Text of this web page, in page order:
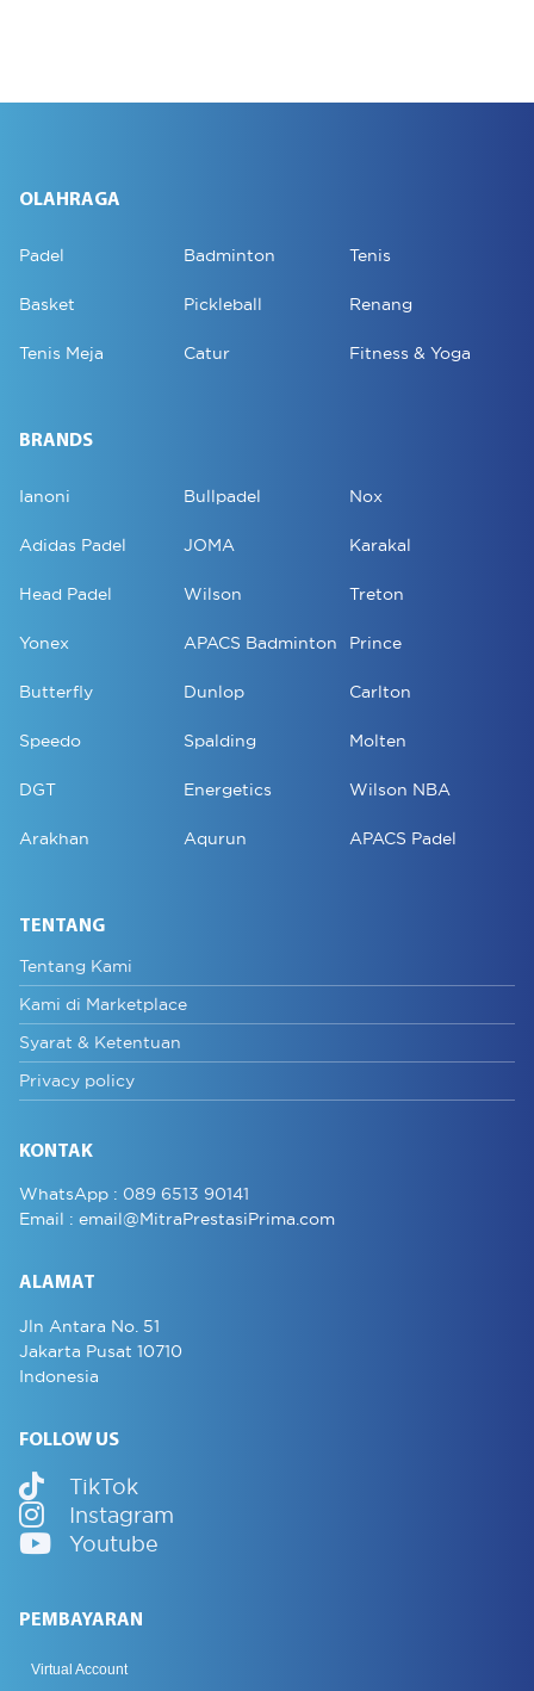
OLAHRAGA
Padel Badminton Tenis
Basket Pickleball Renang
Tenis Meja Catur Fitness & Yoga
BRANDS
Ianoni Bullpadel Nox
Adidas Padel JOMA Karakal
Head Padel Wilson Treton
Yonex APACS Badminton Prince
Butterfly Dunlop Carlton
Speedo Spalding Molten
DGT Energetics Wilson NBA
Arakhan Aqurun APACS Padel
TENTANG
Tentang Kami
Kami di Marketplace
Syarat & Ketentuan
Privacy policy
KONTAK
WhatsApp : 089 6513 90141
Email : email@MitraPrestasiPrima.com
ALAMAT
Jln Antara No. 51
Jakarta Pusat 10710
Indonesia
FOLLOW US
TikTok
Instagram
Youtube
PEMBAYARAN
Virtual Account